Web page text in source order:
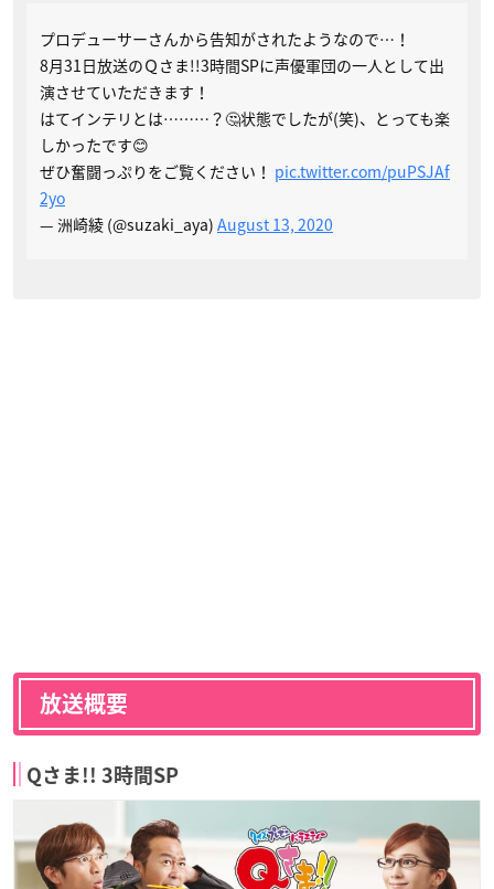
プロデューサーさんから告知がされたようなので…！
8月31日放送のＱさま!!3時間SPに声優軍団の一人として出
演させていただきます！
はてインテリとは………？🤔状態でしたが(笑)、とっても楽
しかったです😊
ぜひ奮闘っぷりをご覧ください！ pic.twitter.com/puPSJAf
2yo
— 洲崎綾 (@suzaki_aya) August 13, 2020
放送概要
Qさま!! 3時間SP